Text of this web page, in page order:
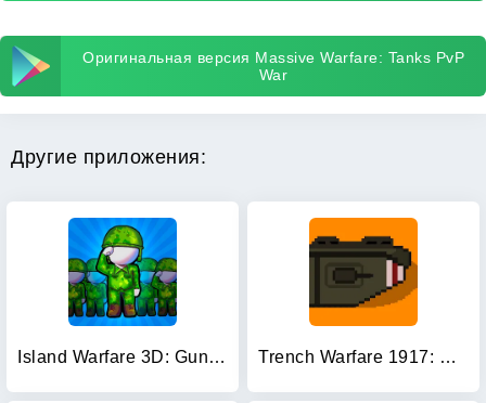
Оригинальная версия Massive Warfare: Tanks PvP
War
Другие приложения:
Island Warfare 3D: Guns' Land Trench Warfare 1917: WW1 RTS